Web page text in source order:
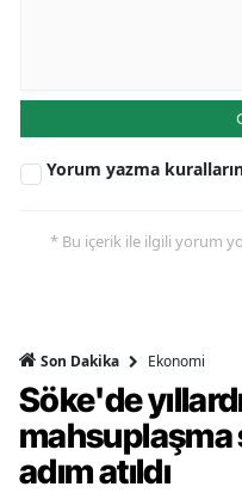
Yorum yazma
* Bu içerik ile ilgili yorum
Son Dakika Ekonomi
Söke'de
mahsuplaşma
adım atıldı